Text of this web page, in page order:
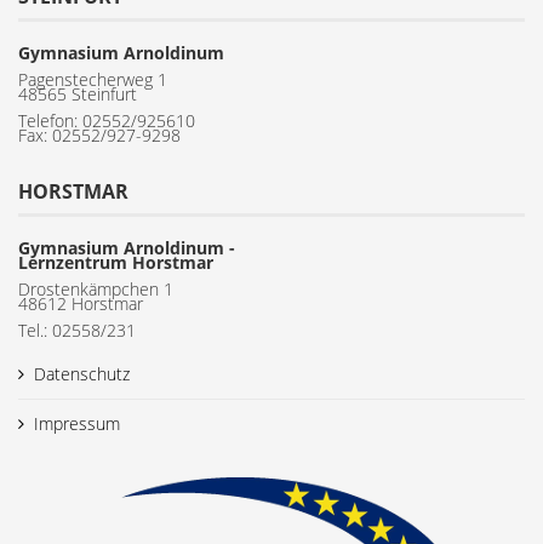
Gymnasium Arnoldinum
Pagenstecherweg 1
48565 Steinfurt
Telefon: 02552/925610
Fax: 02552/927-9298
HORSTMAR
Gymnasium Arnoldinum -
Lernzentrum Horstmar
Drostenkämpchen 1
48612 Horstmar
Tel.: 02558/231
Datenschutz
Impressum